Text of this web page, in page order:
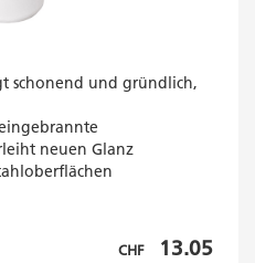
schonend und gründlich,
neuen Glanz
Bruttopreis
CHF 13.05